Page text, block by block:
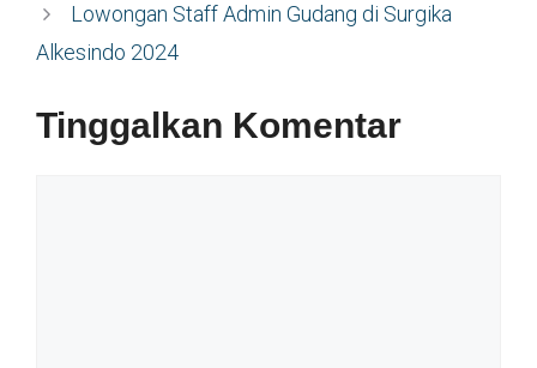
Lowongan Staff Admin Gudang di Surgika
Alkesindo 2024
Tinggalkan Komentar